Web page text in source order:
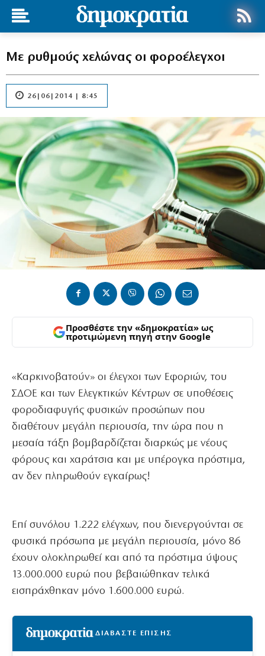
Με ρυθμούς χελώνας οι φοροέλεγχοι
26|06|2014 | 8:45
Προσθέστε την «δημοκρατία» ως
προτιμώμενη πηγή στην Google
«Καρκινοβατούν» οι έλεγχοι των Εφοριών, του
ΣΔΟΕ και των Ελεγκτικών Κέντρων σε υποθέσεις
φοροδιαφυγής φυσικών προσώπων που
διαθέτουν μεγάλη περιουσία, την ώρα που η
μεσαία τάξη βομβαρδίζεται διαρκώς με νέους
φόρους και χαράτσια και με υπέρογκα πρόστιμα,
αν δεν πληρωθούν εγκαίρως!
Επί συνόλου 1.222 ελέγχων, που διενεργούνται σε
φυσικά πρόσωπα με μεγάλη περιουσία, μόνο 86
έχουν ολοκληρωθεί και από τα πρόστιμα ύψους
13.000.000 ευρώ που βεβαιώθηκαν τελικά
εισπράχθηκαν μόνο 1.600.000 ευρώ.
ΔΙΑΒΑΣΤΕ ΕΠΙΣΗΣ